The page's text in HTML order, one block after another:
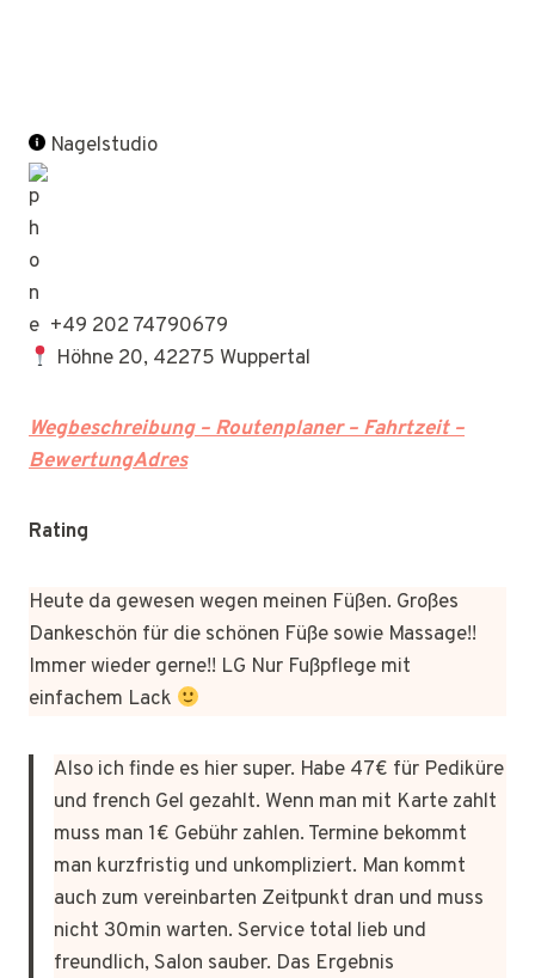
Nagelstudio
+49 202 74790679
Höhne 20, 42275 Wuppertal
Wegbeschreibung – Routenplaner – Fahrtzeit –
BewertungAdres
Rating
Heute da gewesen wegen meinen Füßen. Großes
Dankeschön für die schönen Füße sowie Massage!!
Immer wieder gerne!! LG Nur Fußpflege mit
einfachem Lack
Also ich finde es hier super. Habe 47€ für Pediküre
und french Gel gezahlt. Wenn man mit Karte zahlt
muss man 1€ Gebühr zahlen. Termine bekommt
man kurzfristig und unkompliziert. Man kommt
auch zum vereinbarten Zeitpunkt dran und muss
nicht 30min warten. Service total lieb und
freundlich, Salon sauber. Das Ergebnis